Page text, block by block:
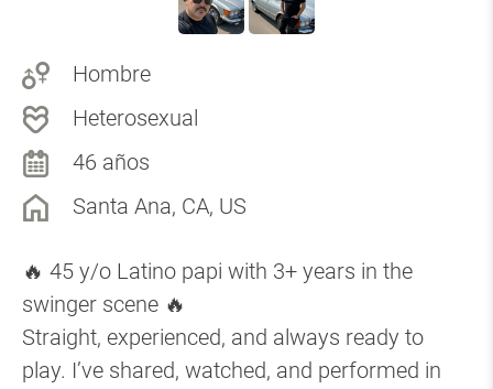
Hombre
Heterosexual
46 años
Santa Ana, CA, US
🔥 45 y/o Latino papi with 3+ years in the
swinger scene 🔥
Straight, experienced, and always ready to
play. I’ve shared, watched, and performed in